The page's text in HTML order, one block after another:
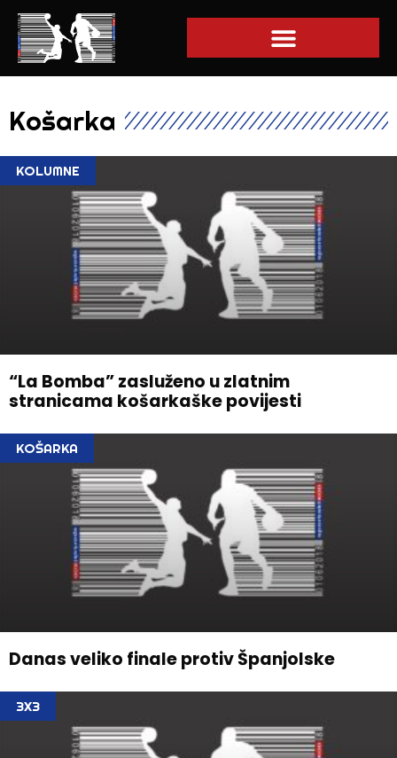
Košarka
KOLUMNE
“La Bomba” zasluženo u zlatnim
stranicama košarkaške povijesti
KOŠARKA
Danas veliko finale protiv Španjolske
3X3